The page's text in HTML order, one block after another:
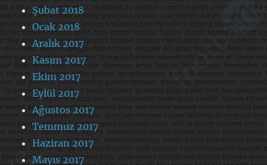
Şubat 2018
Ocak 2018
Aralık 2017
Kasım 2017
Ekim 2017
Eylül 2017
Ağustos 2017
Temmuz 2017
Haziran 2017
Mayıs 2017